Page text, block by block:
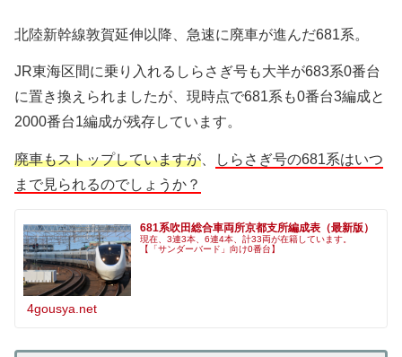
北陸新幹線敦賀延伸以降、急速に廃車が進んだ681系。
JR東海区間に乗り入れるしらさぎ号も大半が683系0番台
に置き換えられましたが、現時点で681系も0番台3編成と
2000番台1編成が残存しています。
廃車もストップしていますが
しらさぎ号の681系はいつ
まで見られるのでしょうか？
681系吹田総合車両所京都支所編成表（最新版）
現在、3連3本、6連4本、計33両が在籍しています。
【「サンダーバード」向け0番台】
4gousya.net